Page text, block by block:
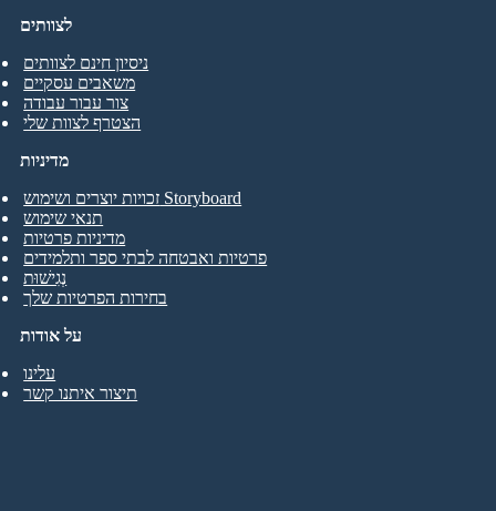
לצוותים
ניסיון חינם לצוותים
משאבים עסקיים
צור עבור עבודה
הצטרף לצוות שלי
על אודות
עלינו
תיצור איתנו קשר
מדיניות
זכויות יוצרים ושימוש Storyboard
תנאי שימוש
מדיניות פרטיות
פרטיות ואבטחה לבתי ספר ותלמידים
נְגִישׁוּת
בחירות הפרטיות שלך